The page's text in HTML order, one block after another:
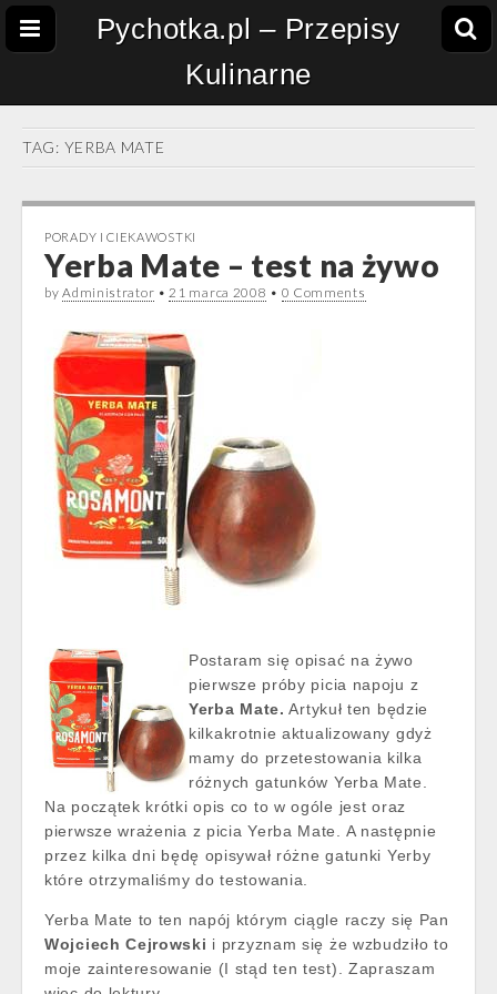
Pychotka.pl – Przepisy
Kulinarne
TAG: YERBA MATE
PORADY I CIEKAWOSTKI
Yerba Mate – test na żywo
byAdministrator •21 marca 2008 • 0 Comments
Postaram się opisać na żywo
pierwsze próby picia napoju z
Yerba Mate. Artykuł ten będzie
kilkakrotnie aktualizowany gdyż
mamy do przetestowania kilka
różnych gatunków Yerba Mate.
Na początek krótki opis co to w ogóle jest oraz
pierwsze wrażenia z picia Yerba Mate. A następnie
przez kilka dni będę opisywał różne gatunki Yerby
które otrzymaliśmy do testowania.
Yerba Mate to ten napój którym ciągle raczy się Pan
Wojciech Cejrowski i przyznam się że wzbudziło to
moje zainteresowanie (I stąd ten test). Zapraszam